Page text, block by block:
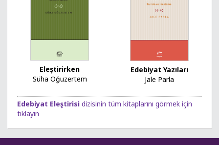
Eleştirirken
Süha Oğuzertem
Edebiyat Yazıları
Jale Parla
Edebiyat Eleştirisi dizisinin tüm kitaplarını görmek için
tıklayın